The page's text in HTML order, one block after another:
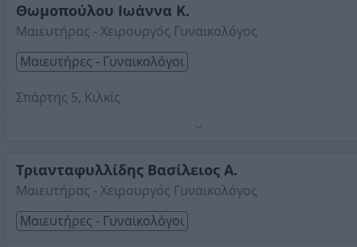
Τηλέφωνο:2341027414
Στοιχεία αναζήτησης: Μαιευτήρες Γυναικολόγοι ,
Θωμοπούλου Ιωάννα Κ.
Μαιευτήρας - Χειρουργός Γυναικολόγος
Μαιευτήρες - Γυναικολόγοι
Σπάρτης 5, Κιλκίς
Τριανταφυλλίδης Βασίλειος Α.
Μαιευτήρας - Χειρουργός Γυναικολόγος
Μαιευτήρες - Γυναικολόγοι